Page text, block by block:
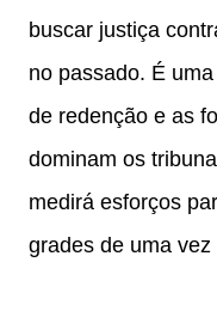
buscar justiça
no passado. É
de redenção e as
dominam os
medirá esforços
grades de uma vez